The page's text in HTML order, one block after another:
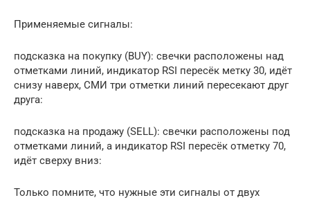
Применяемые сигналы:
подсказка на покупку (BUY): свечки расположены над
отметками линий, индикатор RSI пересёк метку 30, идёт
снизу наверх, СМИ три отметки линий пересекают друг
друга:
подсказка на продажу (SELL): свечки расположены под
отметками линий, а индикатор RSI пересёк отметку 70,
идёт сверху вниз:
Только помните, что нужные эти сигналы от двух